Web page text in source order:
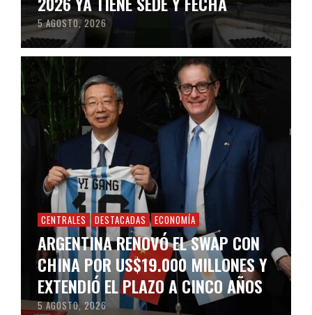
5 AGOSTO, 2026
CENTRALES DESTACADAS ECONOMÍA
ARGENTINA RENOVÓ EL SWAP CON
CHINA POR US$19.000 MILLONES Y
EXTENDIÓ EL PLAZO A CINCO AÑOS
5 AGOSTO, 2026